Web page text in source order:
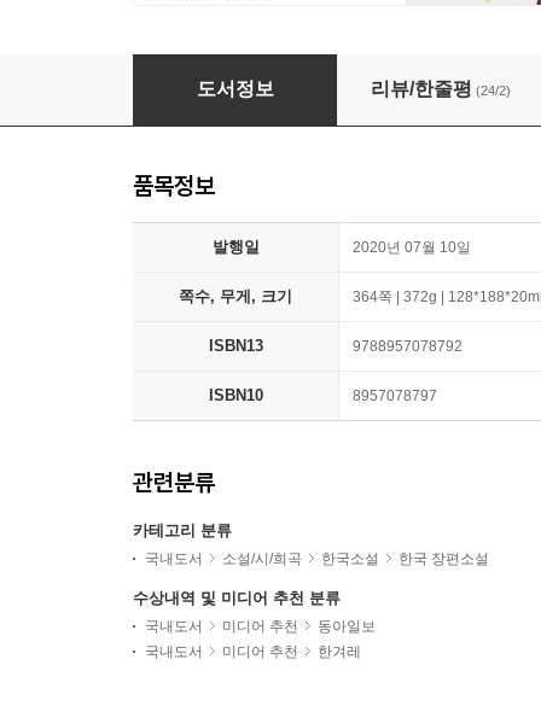
춘천은 가을도 봄
도서정보 리뷰/한줄평 (24/2)
품목정보
발행일 2020년 07월 10일
쪽수, 무게, 크기 364쪽 | 372g |
ISBN13 9788957078792
ISBN10 8957078797
관련분류
카테고리 분류
국내도서 소설/시/희곡 한국소설 한국 장편소설
수상내역 및 미디어 추천 분류
국내도서 미디어 추천
동아일보
국내도서
미디어 추천 한겨레